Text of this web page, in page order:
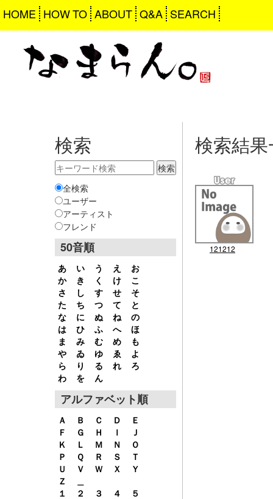
HOME HOW TO ABOUT Q&A SEARCH
検索
全検索
ユーザー
アーティスト
フレンド
50音順
あ い う え
お
か
き く け
こ
さ
し す せ
そ
た
ち つ て
と
な
に ぬ ね
の
は
ひ ふ へ
ほ
ま
み む め
も
や
ゐ ゆ ゑ
よ
ら
り る れ
ろ
わ
を ん
アルファベット順
Ａ Ｂ Ｃ Ｄ
Ｅ
Ｆ
Ｇ Ｈ Ｉ
Ｊ
Ｋ
Ｌ Ｍ Ｎ
Ｏ
Ｐ
Ｑ Ｒ Ｓ
Ｔ
Ｕ
Ｖ Ｗ Ｘ
Ｙ
Ｚ
１
２ ３ ４
５
検索結
121212